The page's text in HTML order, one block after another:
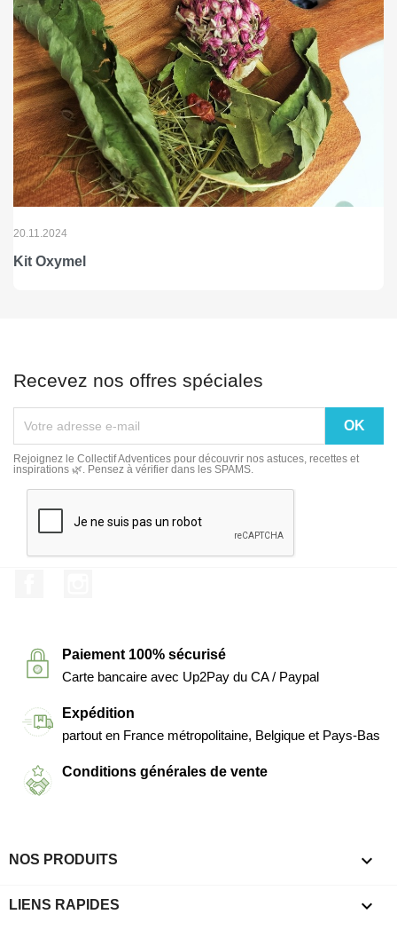
20.11.2024
Kit Oxymel
Recevez nos offres spéciales
Rejoignez le Collectif Adventices pour découvrir nos astuces, recettes et
inspirations 🌿. Pensez à vérifier dans les SPAMS.
Paiement 100% sécurisé
Carte bancaire avec Up2Pay du CA / Paypal
Expédition
partout en France métropolitaine, Belgique et Pays-Bas
Conditions générales de vente
NOS PRODUITS 
LIENS RAPIDES 